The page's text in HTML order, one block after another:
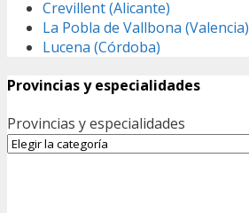
Crevillent (Alicante)
La Pobla de Vallbona (Valencia)
Lucena (Córdoba)
Provincias y especialidades
Provincias y especialidades